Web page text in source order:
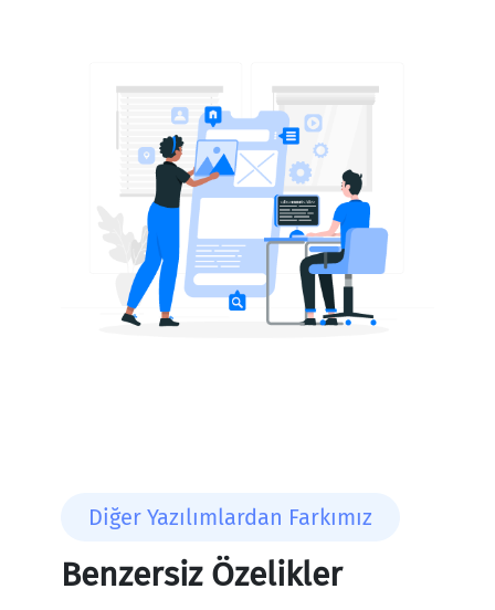
Diğer Yazılımlardan Farkımız
Benzersiz Özelikler